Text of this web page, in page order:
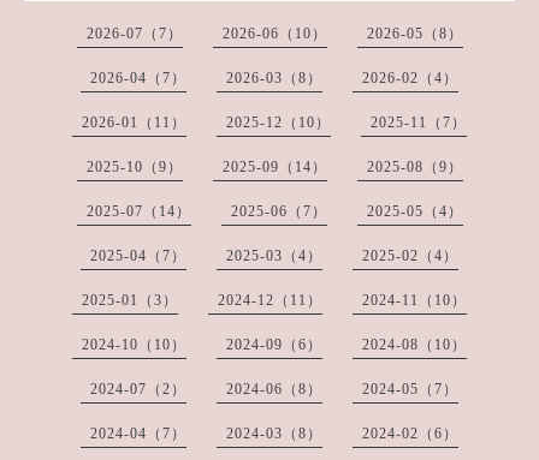
2026-07（7） 2026-06（10） 2026-05（8）
2026-04（7） 2026-03（8） 2026-02（4）
2026-01（11） 2025-12（10） 2025-11（7）
2025-10（9） 2025-09（14） 2025-08（9）
2025-07（14） 2025-06（7） 2025-05（4）
2025-04（7） 2025-03（4） 2025-02（4）
2025-01（3） 2024-12（11） 2024-11（10）
2024-10（10） 2024-09（6） 2024-08（10）
2024-07（2） 2024-06（8） 2024-05（7）
2024-04（7） 2024-03（8） 2024-02（6）